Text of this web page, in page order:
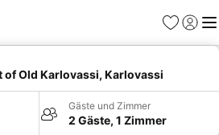
Favoriten
Old Karlovassi, Karlovassi
Gäste und Zimmer
2 Gäste, 1 Zimmer